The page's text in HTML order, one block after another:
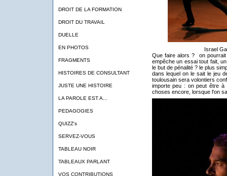
DROIT DE LA FORMATION
DROIT DU TRAVAIL
DUELLE
EN PHOTOS
FRAGMENTS
HISTOIRES DE CONSULTANT
JUSTE UNE HISTOIRE
LA PAROLE EST A...
PEDAGOGIES
QUIZZ's
SERVEZ-VOUS
TABLEAU NOIR
TABLEAUX PARLANT
VOS CONTRIBUTIONS
Israel
Que faire alors ? on
empêche un essai tout fait,
le but de pénalité ? le plus
dans lequel on le sait le jeu
toulousain sera volontiers
importe peu : on peut être à
choses encore, lorsque l'on